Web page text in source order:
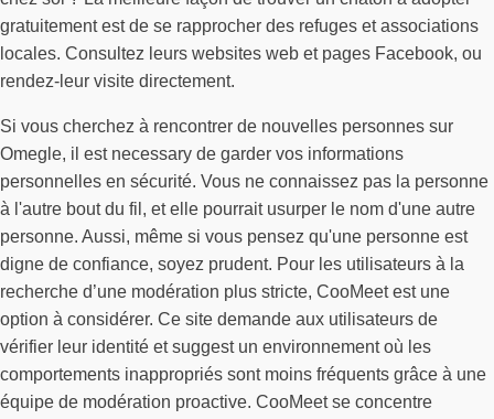
gratuitement est de se rapprocher des refuges et associations
locales. Consultez leurs websites web et pages Facebook, ou
rendez-leur visite directement.
Si vous cherchez à rencontrer de nouvelles personnes sur
Omegle, il est necessary de garder vos informations
personnelles en sécurité. Vous ne connaissez pas la personne
à l'autre bout du fil, et elle pourrait usurper le nom d'une autre
personne. Aussi, même si vous pensez qu'une personne est
digne de confiance, soyez prudent. Pour les utilisateurs à la
recherche d’une modération plus stricte, CooMeet est une
option à considérer. Ce site demande aux utilisateurs de
vérifier leur identité et suggest un environnement où les
comportements inappropriés sont moins fréquents grâce à une
équipe de modération proactive. CooMeet se concentre